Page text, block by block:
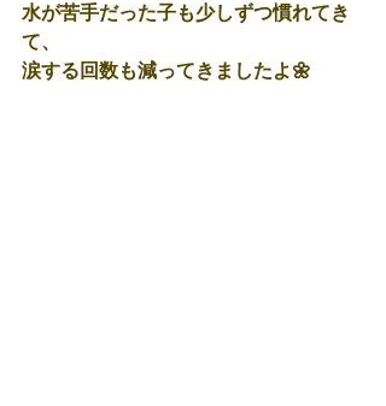
水が苦手だった子も少しずつ慣れてき
て、
涙する回数も減ってきましたよ🌼